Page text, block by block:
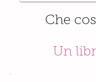
Che
Un